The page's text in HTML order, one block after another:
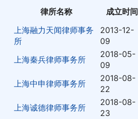
律所名称 成立时间
上海融力天闻律师事务
所
2013-12-
09
上海秦兵律师事务所
2018-05-
09
上海中申律师事务所
2018-08-
22
上海诚德律师事务所
2018-08-
23